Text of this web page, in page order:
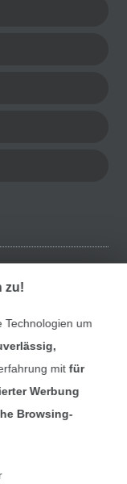
zu!
Technologien um
mitfür
Werbung
Browsing-